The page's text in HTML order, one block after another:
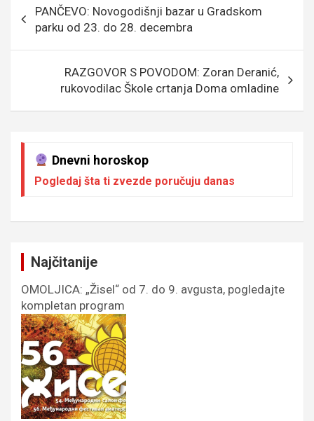
o
k
e
er
p
p
чланка
PANČEVO: Novogodišnji bazar u Gradskom
parku od 23. do 28. decembra
RAZGOVOR S POVODOM: Zoran Deranić,
rukovodilac Škole crtanja Doma omladine
Dnevni horoskop
Pogledaj šta ti zvezde poručuju danas
Najčitanije
OMOLJICA: „Žisel“ od 7. do 9. avgusta, pogledajte
kompletan program